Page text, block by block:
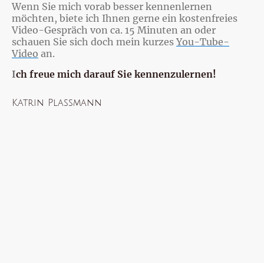
Wenn Sie mich vorab besser kennenlernen
möchten, biete ich Ihnen gerne ein kostenfreies
Video-Gespräch von ca. 15 Minuten an oder
schauen Sie sich doch mein kurzes You-Tube-
Video an.
Ich freue mich darauf Sie kennenzulernen!
Katrin Plassmann